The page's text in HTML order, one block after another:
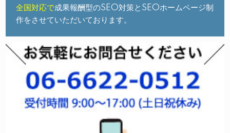
全国対応で成果報酬型のSEO対策とSEOホームページ制
作をさせていただいております。